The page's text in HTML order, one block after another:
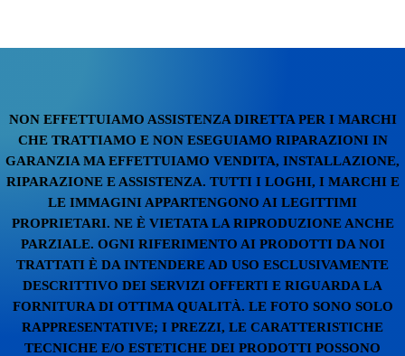
NON EFFETTUIAMO ASSISTENZA DIRETTA PER I MARCHI
CHE TRATTIAMO E NON ESEGUIAMO RIPARAZIONI IN
GARANZIA MA EFFETTUIAMO VENDITA, INSTALLAZIONE,
RIPARAZIONE E ASSISTENZA. TUTTI I LOGHI, I MARCHI E
LE IMMAGINI APPARTENGONO AI LEGITTIMI
PROPRIETARI. NE È VIETATA LA RIPRODUZIONE ANCHE
PARZIALE. OGNI RIFERIMENTO AI PRODOTTI DA NOI
TRATTATI È DA INTENDERE AD USO ESCLUSIVAMENTE
DESCRITTIVO DEI SERVIZI OFFERTI E RIGUARDA LA
FORNITURA DI OTTIMA QUALITÀ. LE FOTO SONO SOLO
RAPPRESENTATIVE; I PREZZI, LE CARATTERISTICHE
TECNICHE E/O ESTETICHE DEI PRODOTTI POSSONO